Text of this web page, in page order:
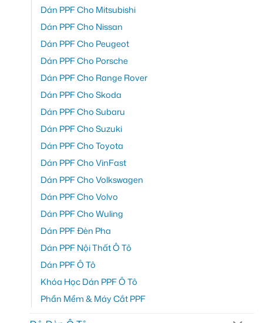
Dán PPF Cho Mitsubishi
Dán PPF Cho Nissan
Dán PPF Cho Peugeot
Dán PPF Cho Porsche
Dán PPF Cho Range Rover
Dán PPF Cho Skoda
Dán PPF Cho Subaru
Dán PPF Cho Suzuki
Dán PPF Cho Toyota
Dán PPF Cho VinFast
Dán PPF Cho Volkswagen
Dán PPF Cho Volvo
Dán PPF Cho Wuling
Dán PPF Đèn Pha
Dán PPF Nội Thất Ô Tô
Dán PPF Ô Tô
Khóa Học Dán PPF Ô Tô
Phần Mềm & Máy Cắt PPF